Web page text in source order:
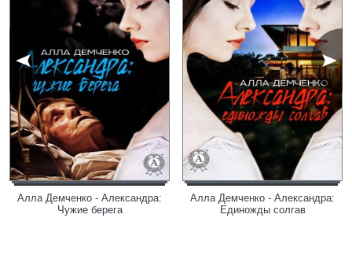
Алла Демченко - Александра:
Чужие берега
Алла Демченко - Александра:
Единожды солгав